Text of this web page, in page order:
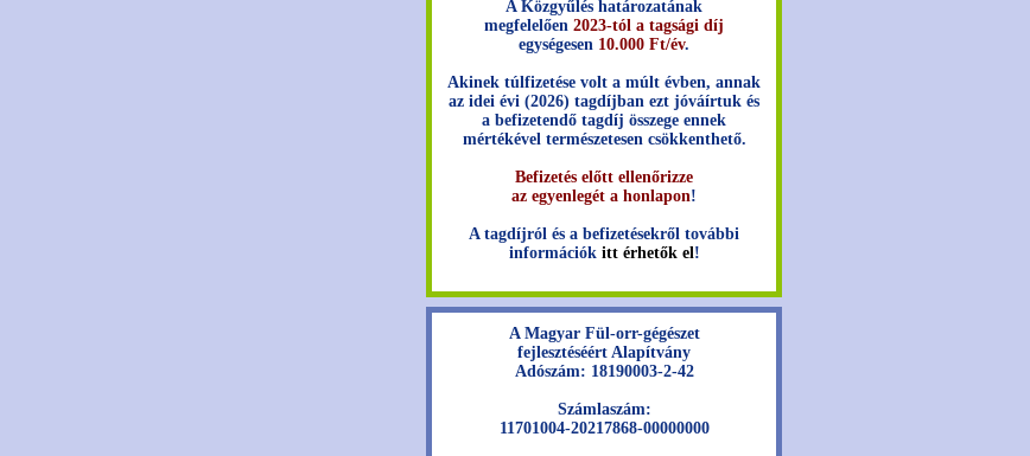
A Közgyűlés határozatának
megfelelően2023-tól a tagsági díj
egységesen 10.000 Ft/év.
Akinek túlfizetése volt a múlt évben, annak
az idei évi (2026) tagdíjban ezt jóváírtuk és
a befizetendő tagdíj összege ennek
mértékével természetesen csökkenthető.
Befizetés előtt ellenőrizze
az egyenlegét a honlapon!
A tagdíjról és a befizetésekről további
információk itt érhetők el!
A Magyar Fül-orr-gégészet
fejlesztéséért Alapítvány
Adószám: 18190003-2-42
Számlaszám:
11701004-20217868-00000000